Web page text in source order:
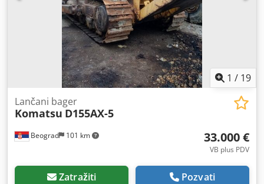
1 / 19
Beograd 101 km
Lančani bager
Komatsu D155AX-5
33.000 €
VB plus PDV
Zatražiti Pozvati